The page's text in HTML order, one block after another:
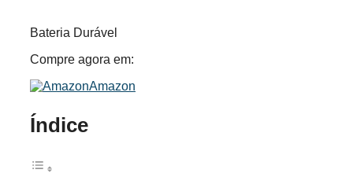
Bateria Durável
Compre agora em:
Amazon
Índice